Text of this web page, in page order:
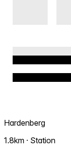
Hardenberg
1.8km · Station